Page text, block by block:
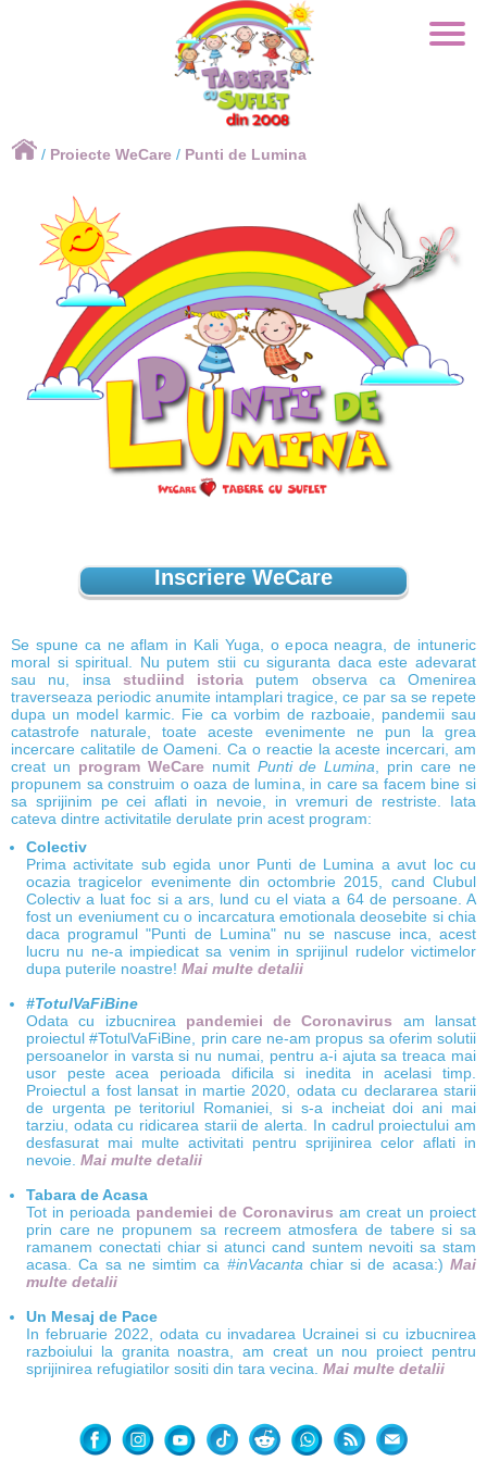
×
/ Proiecte WeCare / Punti de Lumina
Inscriere WeCare
Se spune ca ne aflam in Kali Yuga, o epoca neagra, de intuneric
moral si spiritual. Nu putem stii cu siguranta daca este adevarat
sau nu, insa studiind istoria putem observa ca Omenirea
traverseaza periodic anumite intamplari tragice, ce par sa se repete
dupa un model karmic. Fie ca vorbim de razboaie, pandemii sau
catastrofe naturale, toate aceste evenimente ne pun la grea
incercare calitatile de Oameni. Ca o reactie la aceste incercari, am
creat un program WeCarenumit Punti de Lumina , prin care ne
propunem sa construim o oaza de lumina, in care sa facem bine si
sa sprijinim pe cei aflati in nevoie, in vremuri de restriste. Iata
cateva dintre activitatile derulate prin acest program:
Colectiv
Prima activitate sub egida unor Punti de Lumina a avut loc cu
ocazia tragicelor evenimente din octombrie 2015, cand Clubul
Colectiv a luat foc si a ars, lund cu el viata a 64 de persoane. A
fost un eveniument cu o incarcatura emotionala deosebite si chia
daca programul "Punti de Lumina" nu se nascuse inca, acest
lucru nu ne-a impiedicat sa venim in sprijinul rudelor victimelor
dupa puterile noastre! Mai multe detalii
#TotulVaFiBine
Odata cu izbucnirea pandemiei de Coronavirus am lansat
proiectul #TotulVaFiBine, prin care ne-am propus sa oferim solutii
persoanelor in varsta si nu numai, pentru a-i ajuta sa treaca mai
usor peste acea perioada dificila si inedita in acelasi timp.
Proiectul a fost lansat in martie 2020, odata cu declararea starii
de urgenta pe teritoriul Romaniei, si s-a incheiat doi ani mai
tarziu, odata cu ridicarea starii de alerta. In cadrul proiectului am
desfasurat mai multe activitati pentru sprijinirea celor aflati in
nevoie. Mai multe detalii
Tabara de Acasa
Tot in perioada pandemiei de Coronavirus am creat un proiect
prin care ne propunem sa recreem atmosfera de tabere si sa
ramanem conectati chiar si atunci cand suntem nevoiti sa stam
acasa. Ca sa ne simtim ca #inVacanta chiar si de acasa:)Mai
multe detalii
Un Mesaj de Pace
In februarie 2022, odata cu invadarea Ucrainei si cu izbucnirea
razboiului la granita noastra, am creat un nou proiect pentru
sprijinirea refugiatilor sositi din tara vecina. Mai multe detalii